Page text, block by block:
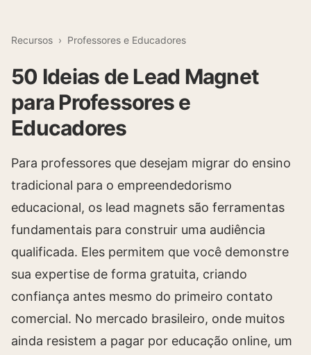
Recursos › Professores e Educadores
50 Ideias de Lead Magnet
para Professores e
Educadores
Para professores que desejam migrar do ensino
tradicional para o empreendedorismo
educacional, os lead magnets são ferramentas
fundamentais para construir uma audiência
qualificada. Eles permitem que você demonstre
sua expertise de forma gratuita, criando
confiança antes mesmo do primeiro contato
comercial. No mercado brasileiro, onde muitos
ainda resistem a pagar por educação online, um